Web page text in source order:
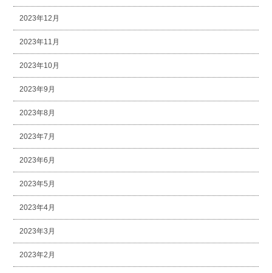
2023年12月
2023年11月
2023年10月
2023年9月
2023年8月
2023年7月
2023年6月
2023年5月
2023年4月
2023年3月
2023年2月